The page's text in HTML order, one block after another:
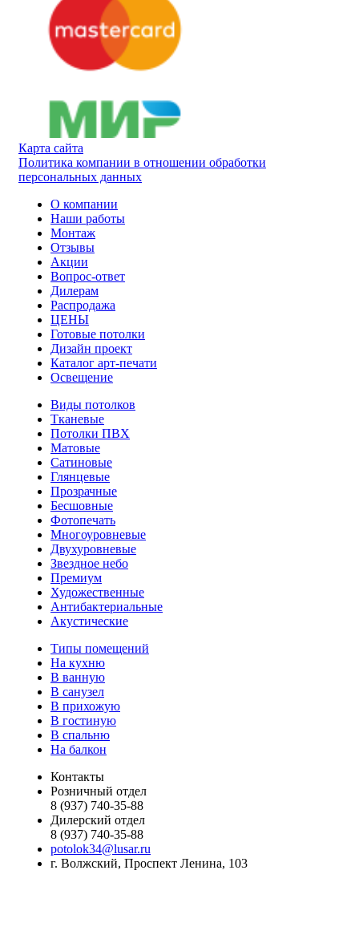
Карта сайта
Политика компании в отношении обработки
персональных данных
О компании
Наши работы
Монтаж
Отзывы
Акции
Вопрос-ответ
Дилерам
Распродажа
ЦЕНЫ
Готовые потолки
Дизайн проект
Каталог арт-печати
Освещение
Виды потолков
Тканевые
Потолки ПВХ
Матовые
Сатиновые
Глянцевые
Прозрачные
Бесшовные
Фотопечать
Многоуровневые
Двухуровневые
Звездное небо
Премиум
Художественные
Антибактериальные
Акустические
Типы помещений
На кухню
В ванную
В санузел
В прихожую
В гостиную
В спальню
На балкон
Контакты
Розничный отдел
8 (937) 740-35-88
Дилерский отдел
8 (937) 740-35-88
potolok34@lusar.ru
г. Волжский, Проспект Ленина, 103